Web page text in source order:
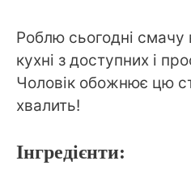
Роблю сьогодні смачу
кухні з доступних і
Чоловік обожнює цю
хвалить!
Інгредієнти: